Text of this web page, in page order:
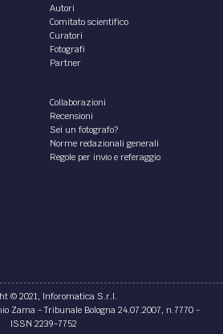
Autori
Comitato scientifico
Curatori
Fotografi
Partner
Collaborazioni
Recensioni
Sei un fotografo?
Norme redazionali generali
Regole per invio e referaggio
© 2021, Inforomatica S.r.l.
Zama - Tribunale Bologna 24.07.2007, n.7770 -
ISSN 2239-7752